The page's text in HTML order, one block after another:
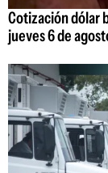
Cotización dólar
jueves 6 de